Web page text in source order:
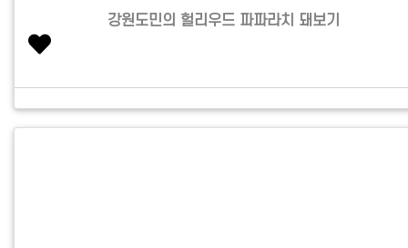
강원도민의 헐리우드 파파라치 돼보기